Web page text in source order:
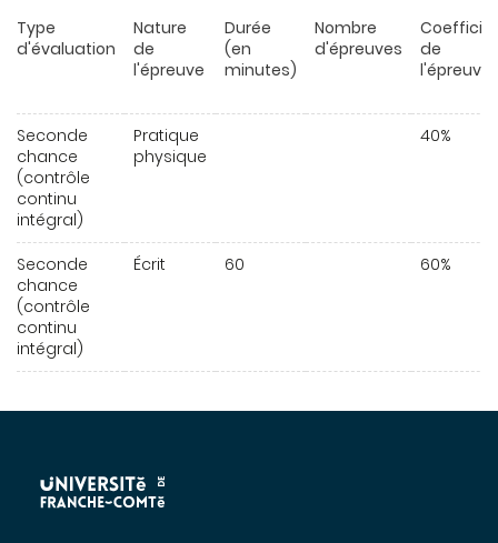
Type
d'évaluation
Nature
de
l'épreuve
Durée
(en
minutes)
Nombre
d'épreuves
de
l'épreuve
Seconde
chance
(contrôle
continu
intégral)
Pratique
physique
40%
Seconde
chance
(contrôle
continu
intégral)
Écrit 60 60%